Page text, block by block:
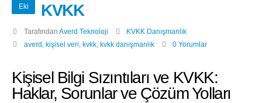
Eki
KVKK
Tarafından Averd Teknoloji
KVKK Danışmanlık
averd kişisel veri kvkk, kvkk danışmanlık 0 Yorumlar
Kişisel Bilgi Sızıntıları ve KVKK:
Haklar, Sorunlar ve Çözüm Yolları